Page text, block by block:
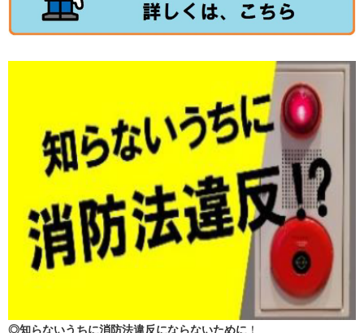
◎知らないうちに消防法違反にならないために ！